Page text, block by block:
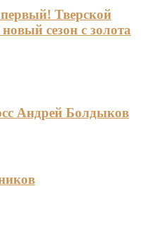
Тверской
сезон с золота
Андрей Болдыков